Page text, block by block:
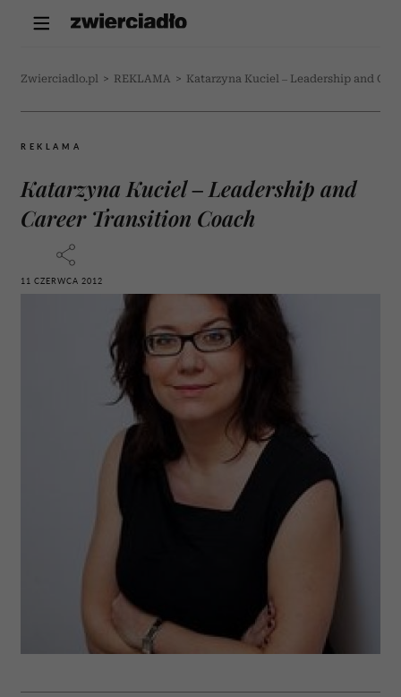
Zwierciadlo.pl > REKLAMA > Katarzyna Kuciel – Leadership and
REKLAMA
Katarzyna Kuciel – Leadership and
Career Transition Coach
11 CZERWCA 2012